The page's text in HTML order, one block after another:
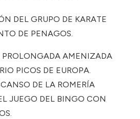
DEL GRUPO DE KARATE
DE PENAGOS.
PROLONGADA AMENIZADA
PICOS DE EUROPA.
DE LA ROMERÍA
JUEGO DEL BINGO CON